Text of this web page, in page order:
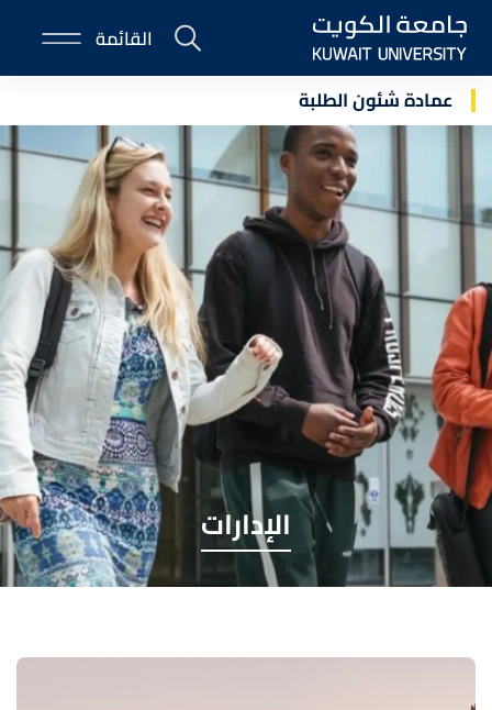
Skip
main
content
E-
Portal
القائمة
عمادة شئون الطلبة
الإدارات